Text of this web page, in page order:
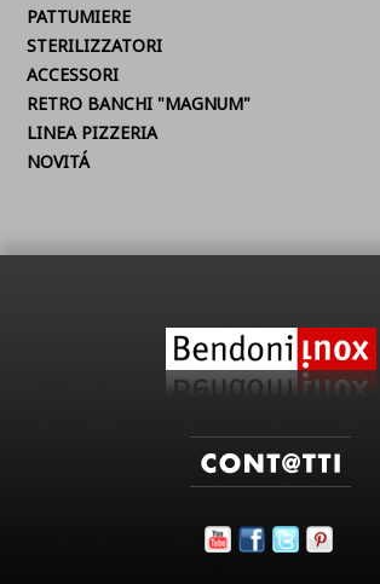
PATTUMIERE
STERILIZZATORI
ACCESSORI
RETRO BANCHI "MAGNUM"
LINEA PIZZERIA
NOVITÁ